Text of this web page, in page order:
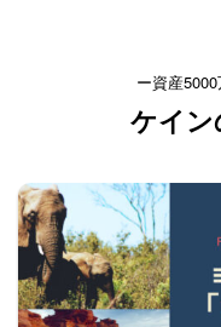
ー資産
ケイン